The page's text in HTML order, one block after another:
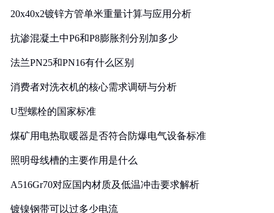
20x40x2镀锌方管单米重量计算与应用分析
抗渗混凝土中P6和P8膨胀剂分别加多少
法兰PN25和PN16有什么区别
消费者对洗衣机的核心需求调研与分析
U型螺栓的国家标准
煤矿用电热取暖器是否符合防爆电气设备标准
照明母线槽的主要作用是什么
A516Gr70对应国内材质及低温冲击要求解析
镀镍钢带可以过多少电流